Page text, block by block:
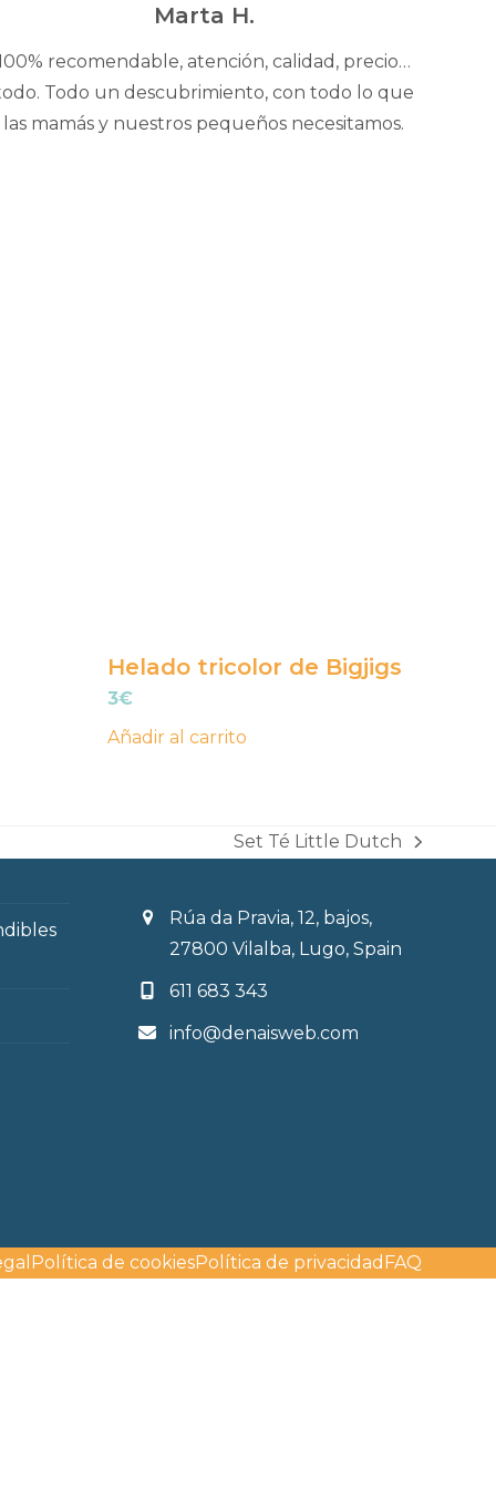
5
Marta H.
recomendable, atención, calidad, precio…
Todo un descubrimiento, con todo lo que
las mamás y nuestros pequeños necesitamos.
Helado tricolor de Bigjigs
3€
Añadir al carrito
next
Set Té Little Dutch
Rúa da Pravia, 12, bajos,
27800 Vilalba, Lugo, Spain
611 683 343
info@denaisweb.com
Política de cookiesPolítica de privacidad FAQ